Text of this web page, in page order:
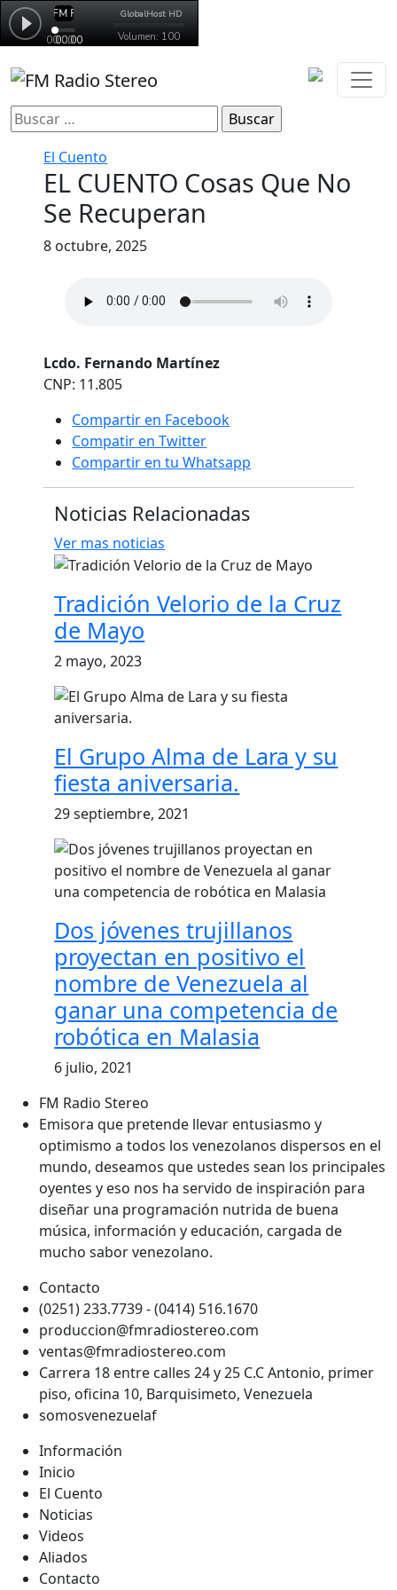
Buscar:
El Cuento
EL CUENTO Cosas Que No
Se Recuperan
8 octubre, 2025
Lcdo. Fernando Martínez
CNP: 11.805
Compartir en Facebook
Compatir en Twitter
Compartir en tu Whatsapp
Noticias Relacionadas
Ver mas noticias
Tradición Velorio de la Cruz
de Mayo
2 mayo, 2023
El Grupo Alma de Lara y su
fiesta aniversaria.
29 septiembre, 2021
Dos jóvenes trujillanos
proyectan en positivo el
nombre de Venezuela al
ganar una competencia de
robótica en Malasia
6 julio, 2021
FM Radio Stereo
Emisora que pretende llevar entusiasmo y
optimismo a todos los venezolanos dispersos en el
mundo, deseamos que ustedes sean los principales
oyentes y eso nos ha servido de inspiración para
diseñar una programación nutrida de buena
música, información y educación, cargada de
mucho sabor venezolano.
Contacto
(0251) 233.7739 - (0414) 516.1670
produccion@fmradiostereo.com
ventas@fmradiostereo.com
Carrera 18 entre calles 24 y 25 C.C Antonio, primer
piso, oficina 10, Barquisimeto, Venezuela
somosvenezuelaf
Información
Inicio
El Cuento
Noticias
Videos
Aliados
Contacto